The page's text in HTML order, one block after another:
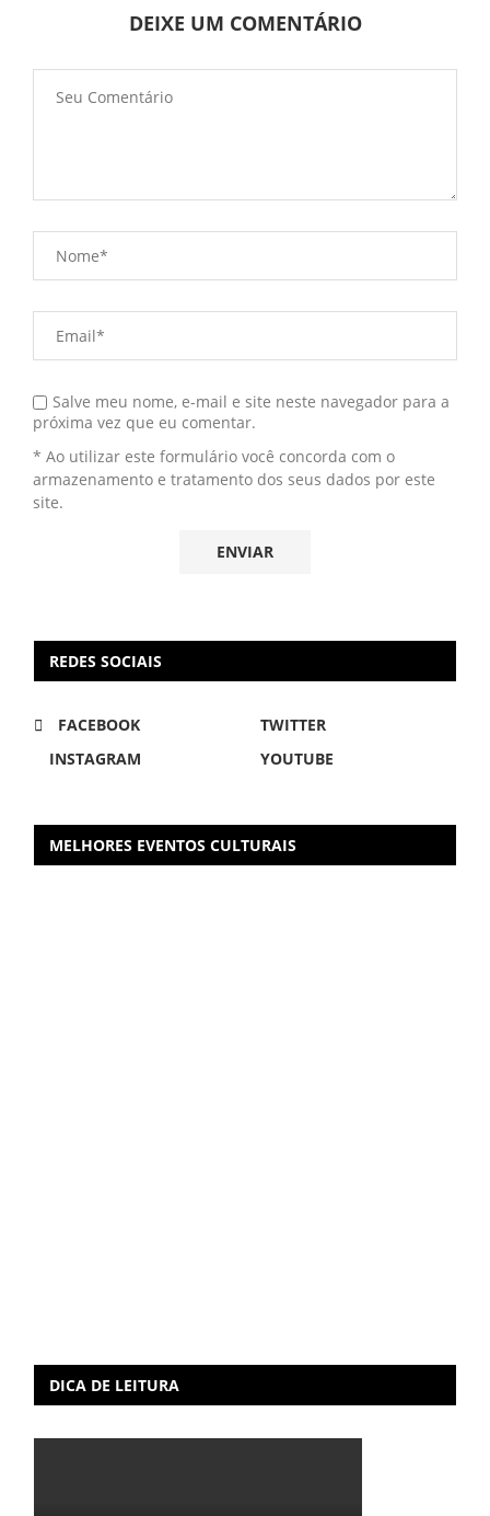
DEIXE UM COMENTÁRIO
Salve meu nome, e-mail e site neste navegador para a
próxima vez que eu comentar.
* Ao utilizar este formulário você concorda com o
armazenamento e tratamento dos seus dados por este
site.
REDES SOCIAIS
FACEBOOK
TWITTER
INSTAGRAM
YOUTUBE
MELHORES EVENTOS CULTURAIS
DICA DE LEITURA